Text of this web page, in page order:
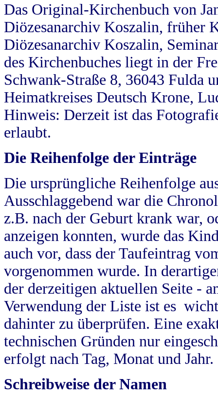
Das Original-Kirchenbuch von
Diözesanarchiv Koszalin, früher
Diözesanarchiv Koszalin,
des Kirchenbuches liegt in der
Schwank-Straße 8, 36043 Fulda
Heimatkreises Deutsch Krone,
Hinweis: Derzeit ist das
erlaubt.
Die Reihenfolge der Einträge
Die ursprüngliche Reihenfolge
Ausschlaggebend war die
z.B. nach der Geburt krank war,
anzeigen konnten, wurde das
auch vor, dass der Taufeintrag
vorgenommen wurde. In
der derzeitigen aktuellen Seite -
Verwendung der Liste ist es
dahinter zu überprüfen. Eine
technischen Gründen nur
erfolgt nach Tag, Monat und Jahr.
Schreibweise der Namen